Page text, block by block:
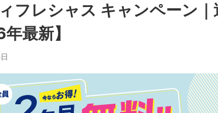
フレシャス キャンペーン
最新】